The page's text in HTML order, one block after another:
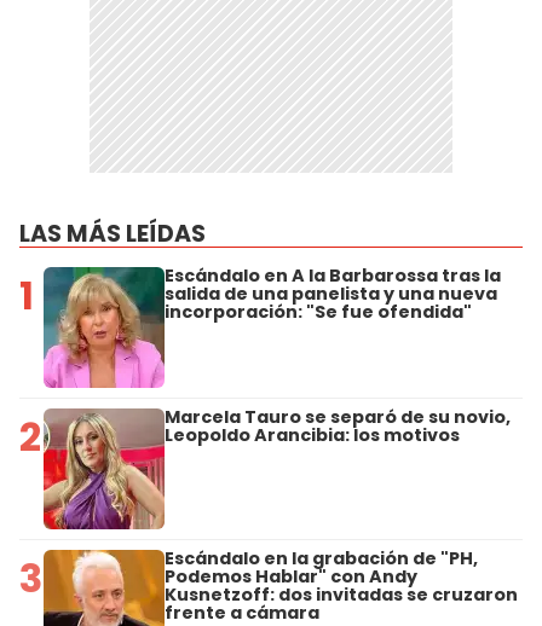
LAS MÁS LEÍDAS
1 Escándalo en A la Barbarossa tras la
salida de una panelista y una nueva
incorporación: "Se fue ofendida"
2 Marcela Tauro se separó de su novio,
Leopoldo Arancibia: los motivos
3 Escándalo en la grabación de "PH,
Podemos Hablar" con Andy
Kusnetzoff: dos invitadas se cruzaron
frente a cámara